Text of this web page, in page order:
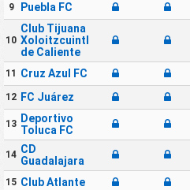
9 Puebla FC
10
Club Tijuana
Xoloitzcuintles
de Caliente
11 Cruz Azul FC
12 FC Juárez
13 Deportivo
Toluca FC
14 CD
Guadalajara
15 Club Atlante